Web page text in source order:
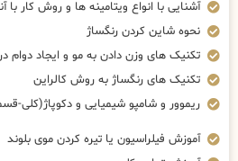
آشنایی با انواع ویتامینه ها و روش کار با
نحوه شاین کردن رنگساژ
تکنیک های وزن دادن به مو و ایجاد دوام
تکنیک های رنگساژ به روش کالراین
ریموور و شامپو شیمیایی و دکوپاژ(کلی-
آموزش فیلراسیون یا تیره کردن موی بلوند